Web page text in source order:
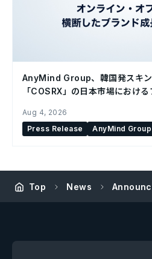
AnyMind Group、韓国発スキ
「COSRX」の日本市場におけ
Aug 4, 2026
Press Release
AnyMind Group
Top News